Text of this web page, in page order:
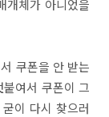
개체가 아니었을
쿠폰을 안 받는
붙여서 쿠폰이 그
굳이 다시 찾으러